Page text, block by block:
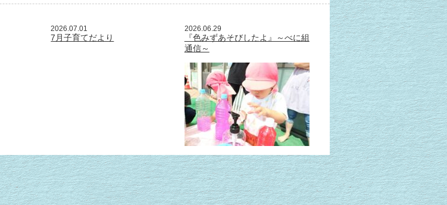
2026.07.01
7月子育てだより
2026.06.29
『色みずあそびしたよ』～べに組
通信～